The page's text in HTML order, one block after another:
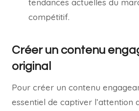
tendances actuelles du
compétitif.
Créer un contenu
original
Pour créer un contenu
essentiel de captiver l’attention